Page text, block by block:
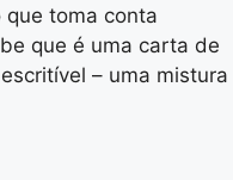
que toma conta
que é uma carta de
– uma mistura